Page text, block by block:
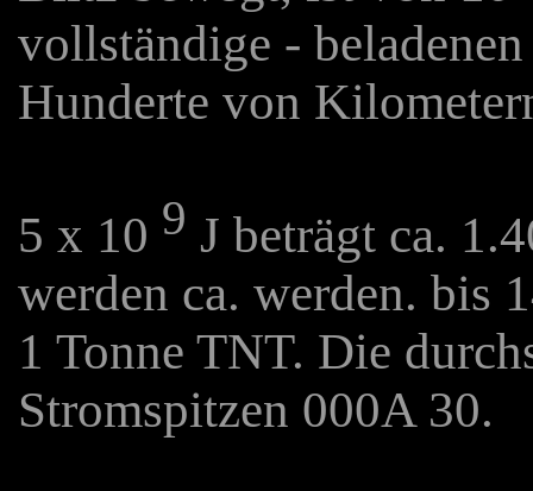
vollständige -
Hunderte von
5 x 10 9 J beträgt ca.
werden ca. werden. bis
1 Tonne TNT. Die
Stromspitzen 000A 30.